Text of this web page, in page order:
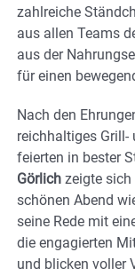
zahlreiche
aus allen Teams
aus der
für einen
Nach den
reichhaltiges
feierten in bester
Görlich zeigte sich
schönen Abend
seine Rede mit
die engagierten
und blicken voller